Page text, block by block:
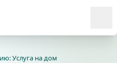
Услуга на дом